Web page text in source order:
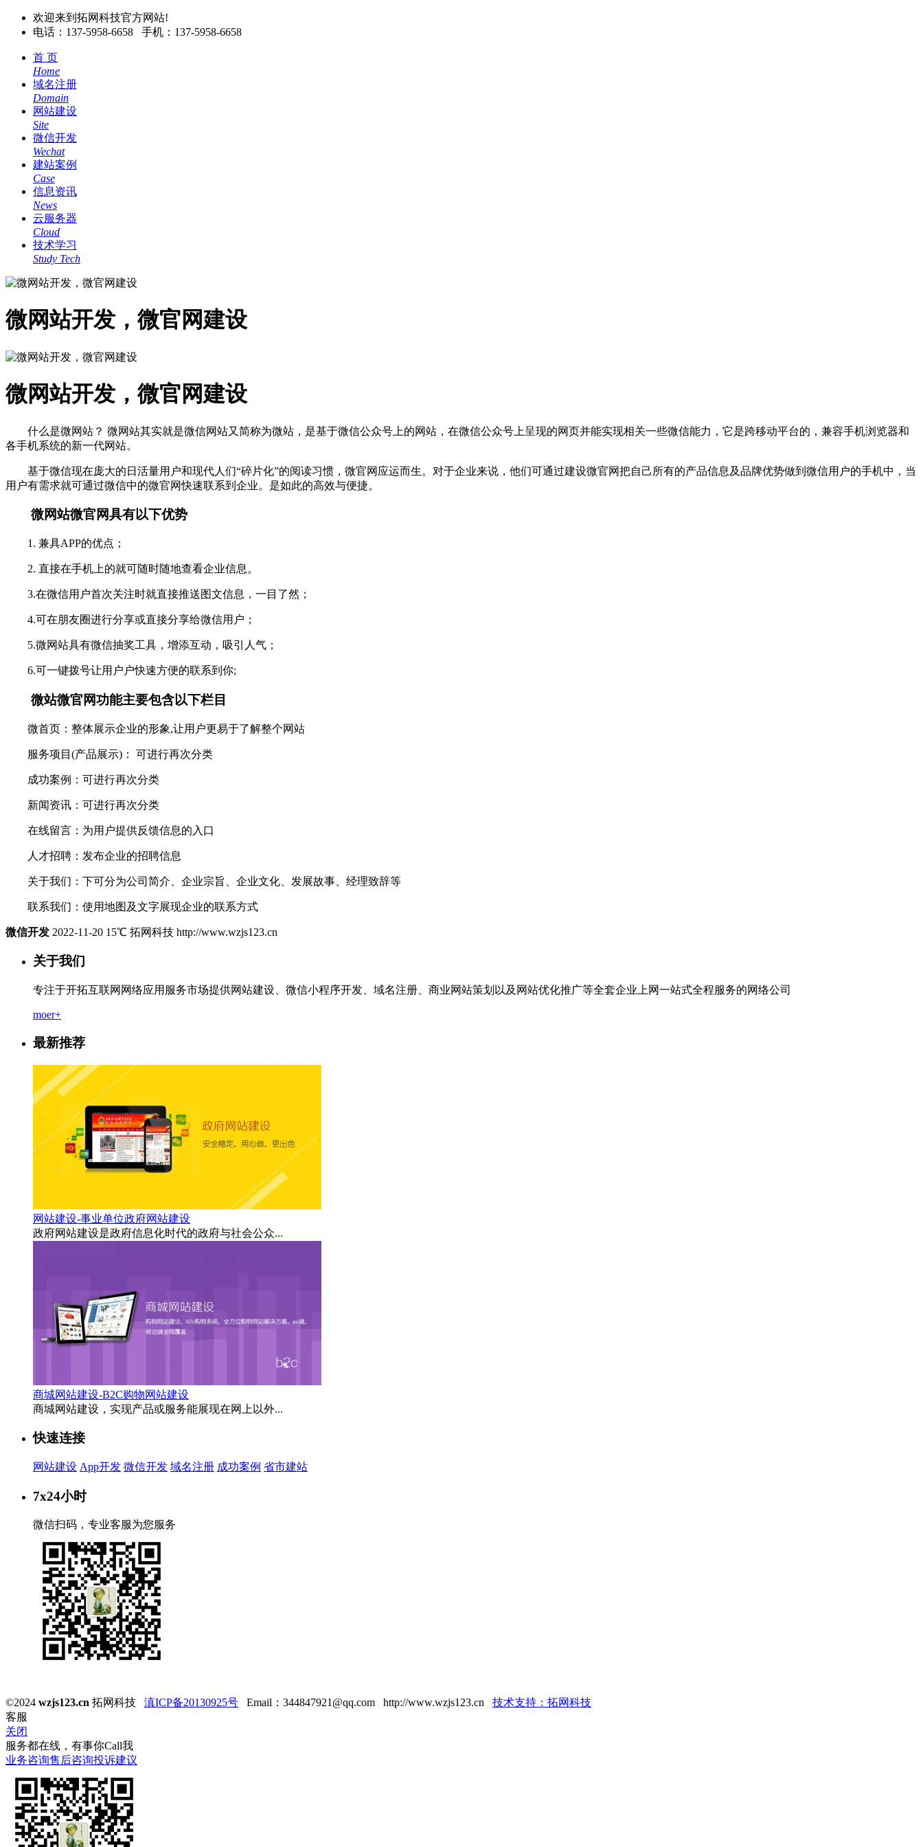
欢迎来到拓网科技官方网站!
电话：137-5958-6658 手机：137-5958-6658
首 页
Home
域名注册
Domain
网站建设
Site
微信开发
Wechat
建站案例
Case
信息资讯
News
云服务器
Cloud
技术学习
Study Tech
微网站开发，微官网建设
微网站开发，微官网建设
什么是微网站？ 微网站其实就是微信网站又简称为微站，是基于微信公众号上的网站，在微信公众号上呈现的网页并能实现相关一些微信能力，它是跨移动平台的，兼容手机浏览器和
各手机系统的新一代网站。
基于微信现在庞大的日活量用户和现代人们“碎片化”的阅读习惯，微官网应运而生。对于企业来说，他们可通过建设微官网把自己所有的产品信息及品牌优势做到微信用户的手机中，当
用户有需求就可通过微信中的微官网快速联系到企业。是如此的高效与便捷。
微网站微官网具有以下优势
1. 兼具APP的优点；
2. 直接在手机上的就可随时随地查看企业信息。
3.在微信用户首次关注时就直接推送图文信息，一目了然；
4.可在朋友圈进行分享或直接分享给微信用户；
5.微网站具有微信抽奖工具，增添互动，吸引人气；
6.可一键拨号让用户户快速方便的联系到你;
微站微官网功能主要包含以下栏目
微首页：整体展示企业的形象,让用户更易于了解整个网站
服务项目(产品展示)： 可进行再次分类
成功案例：可进行再次分类
新闻资讯：可进行再次分类
在线留言：为用户提供反馈信息的入口
人才招聘：发布企业的招聘信息
关于我们：下可分为公司简介、企业宗旨、企业文化、发展故事、经理致辞等
联系我们：使用地图及文字展现企业的联系方式
微信开发 2022-11-20 15℃ 拓网科技 http://www.wzjs123.cn
关于我们
专注于开拓互联网网络应用服务市场提供网站建设、微信小程序开发、域名注册、商业网站策划以及网站优化推广等全套企业上网一站式全程服务的网络公司
moer+
最新推荐
网站建设-事业单位政府网站建设
政府网站建设是政府信息化时代的政府与社会公众...
商城网站建设-B2C购物网站建设
商城网站建设，实现产品或服务能展现在网上以外...
快速连接
网站建设 App开发 微信开发 域名注册 成功案例 省市建站
7x24小时
微信扫码，专业客服为您服务
©2024 wzjs123.cn 拓网科技 滇ICP备20130925号 Email：344847921@qq.com http://www.wzjs123.cn 技术支持：拓网科技
客服
关闭
服务都在线，有事你Call我
业务咨询售后咨询投诉建议